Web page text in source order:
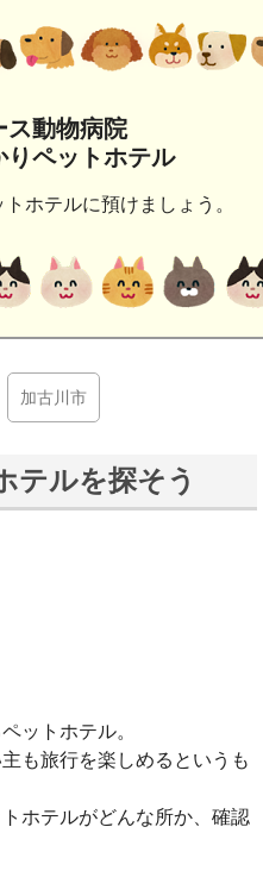
ス動物病院
りペットホテル
ホテルに預けましょう。
加古川市
テルを探そう
ットホテル。
も旅行を楽しめるというも
ホテルがどんな所か、確認